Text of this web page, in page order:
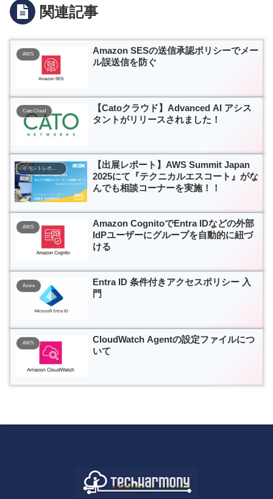
関連記事
AWS
Amazon SESの送信承認ポリシーでメー
ル誤送信を防ぐ
Cato Cloud
【Catoクラウド】Advanced AI アシス
タントがリリースされました！
イベントレポート
【出展レポート】AWS Summit Japan
2025にて『テクニカルエスコート』がな
んでも相談コーナーを実施！！
AWS
Amazon CognitoでEntra IDなどの外部
IdPユーザーにグループを自動的に紐づ
ける
Azure
Entra ID 条件付きアクセスポリシー 入
門
AWS
CloudWatch Agentの設定ファイルにつ
いて